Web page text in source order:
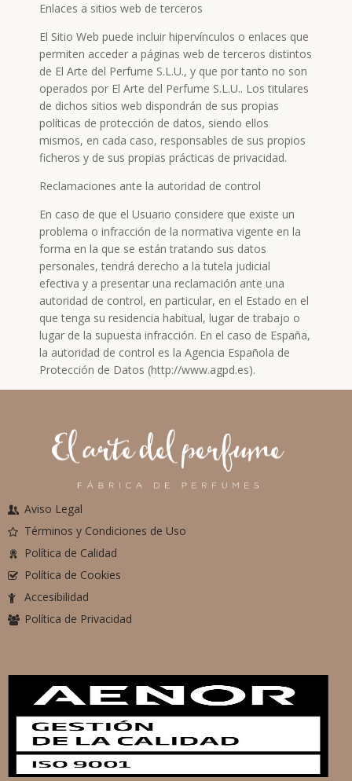
Enlaces a sitios web de terceros
El Sitio Web puede incluir hipervínculos o enlaces que
permiten acceder a páginas web de terceros distintos
de El Arte del Perfume S.L.U., y que por tanto no son
operados por El Arte del Perfume S.L.U.. Los titulares
de dichos sitios web dispondrán de sus propias
políticas de protección de datos, siendo ellos
mismos, en cada caso, responsables de sus propios
ficheros y de sus propias prácticas de privacidad.
Reclamaciones ante la autoridad de control
En caso de que el Usuario considere que existe un
problema o infracción de la normativa vigente en la
forma en la que se están tratando sus datos
personales, tendrá derecho a la tutela judicial
efectiva y a presentar una reclamación ante una
autoridad de control, en particular, en el Estado en el
que tenga su residencia habitual, lugar de trabajo o
lugar de la supuesta infracción. En el caso de España,
la autoridad de control es la Agencia Española de
Protección de Datos (http://www.agpd.es).
Aviso Legal
Términos y Condiciones de Uso
Política de Calidad
Política de Cookies
Accesibilidad
Política de Privacidad